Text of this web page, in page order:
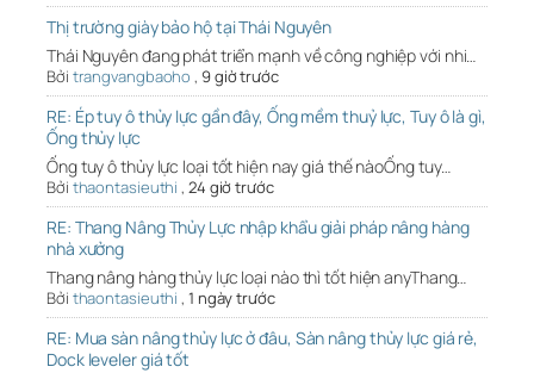
Thị trường giày bảo hộ tại Thái Nguyên
Thái Nguyên đang phát triển mạnh về công nghiệp với nhi…
Bởi trangvangbaoho , 9 giờ trước
RE: Ép tuy ô thủy lực gần đây, Ống mềm thuỷ lực, Tuy ô là gì,
Ống thủy lực
Ống tuy ô thủy lực loại tốt hiện nay giá thế nàoỐng tuy…
Bởi thaontasieuthi , 24 giờ trước
RE: Thang Nâng Thủy Lực nhập khẩu giải pháp nâng hàng
nhà xưởng
Thang nâng hàng thủy lực loại nào thì tốt hiện anyThang…
Bởi thaontasieuthi , 1 ngày trước
RE: Mua sàn nâng thủy lực ở đâu, Sàn nâng thủy lực giá rẻ,
Dock leveler giá tốt